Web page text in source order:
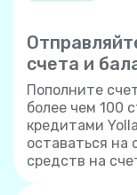
счета и
Пополните
более чем 100
кредитами
оставаться на
средств на